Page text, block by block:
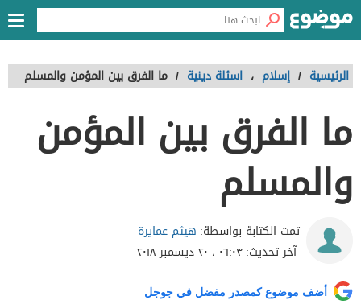
الرئيسية / إسلام ، اسئلة دينية / ما الفرق بين المؤمن والمسلم
ما الفرق بين المؤمن
والمسلم
تمت الكتابة بواسطة: هيثم عمايرة
آخر تحديث:٠٦:٠٣ ، ٢٠ ديسمبر ٢٠١٨
أضف موضوع كمصدر مفضل في جوجل